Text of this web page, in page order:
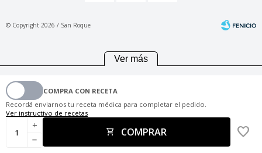
COMPRA CON RECETA
Recordá enviarnos tu receta médica para completar el pedido.
Ver instructivo de recetas
COMPRAR
add
remove
© Copyright 2026 / San Roque
Ver más